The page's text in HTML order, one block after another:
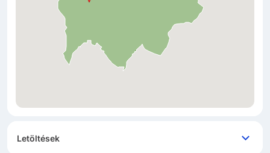
Letöltések